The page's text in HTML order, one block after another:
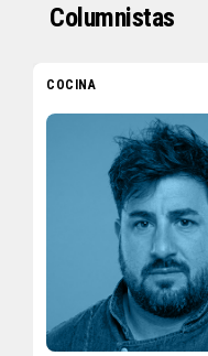
Columnistas
COCINA